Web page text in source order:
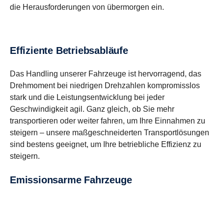
die Herausforderungen von übermorgen ein.
Effiziente Betriebsabläufe
Das Handling unserer Fahrzeuge ist hervorragend, das
Drehmoment bei niedrigen Drehzahlen kompromisslos
stark und die Leistungsentwicklung bei jeder
Geschwindigkeit agil. Ganz gleich, ob Sie mehr
transportieren oder weiter fahren, um Ihre Einnahmen zu
steigern – unsere maßgeschneiderten Transportlösungen
sind bestens geeignet, um Ihre betriebliche Effizienz zu
steigern.
Emissionsarme Fahrzeuge